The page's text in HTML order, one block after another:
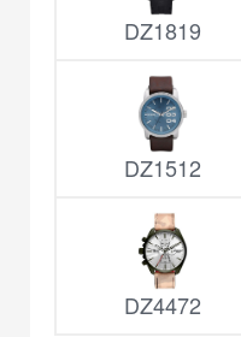
DZ1819
DZ1512
DZ4472